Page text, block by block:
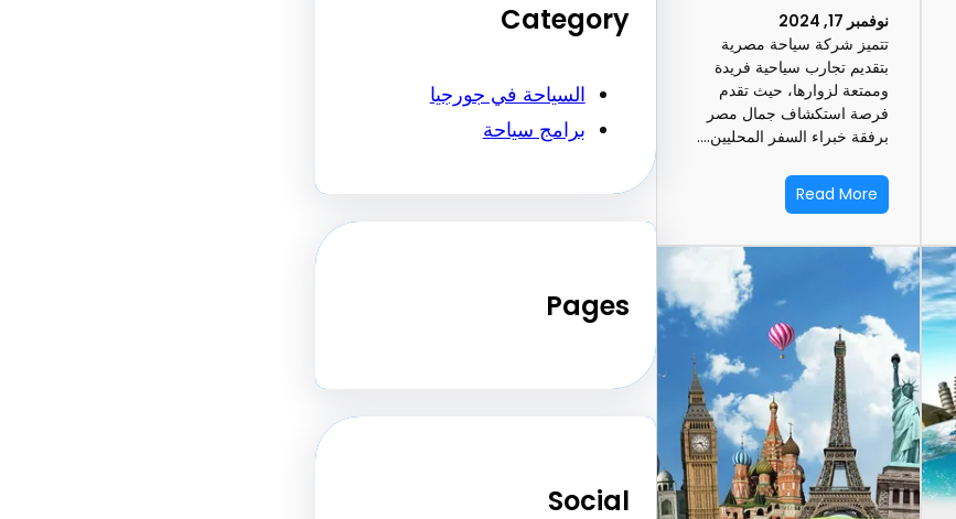
نوفمبر 17, 2024
تتميز شركة سياحة مصرية
بتقديم تجارب سياحية فريدة
وممتعة لزوارها، حيث تقدم
فرصة استكشاف جمال مصر
برفقة خبراء السفر المحليين.…
Read More
Category
السياحة في جورجيا
برامج سياحة
Pages
Social